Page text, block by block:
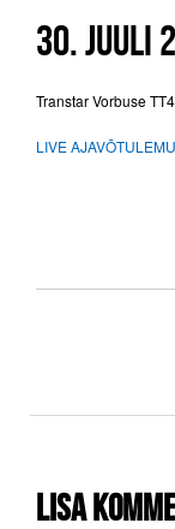
30. JUULI
Transtar Vorbuse
LIVE
Lisa